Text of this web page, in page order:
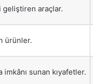
geliştiren araçlar.
ürünler.
sunan kıyafetler.